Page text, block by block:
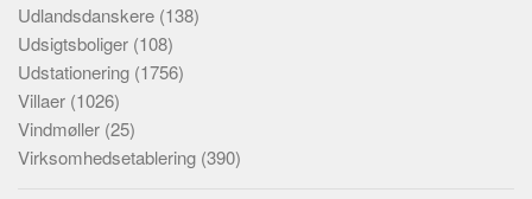
Udlandsdanskere (138)
Udsigtsboliger (108)
Udstationering (1756)
Villaer (1026)
Vindmøller (25)
Virksomhedsetablering (390)